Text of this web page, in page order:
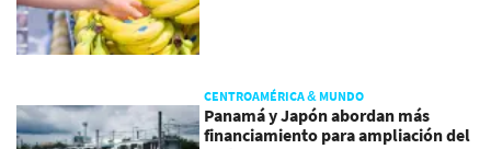
CENTROAMÉRICA & MUNDO
Panamá y Japón abordan más
financiamiento para ampliación del